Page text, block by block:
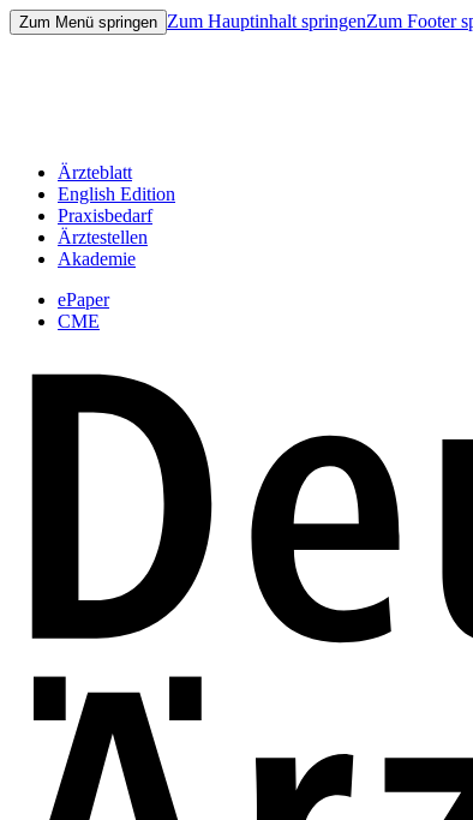
Zum Menü springen Zum Hauptinhalt springenZum Footer
Ärzteblatt
English Edition
Praxisbedarf
Ärztestellen
Akademie
ePaper
CME